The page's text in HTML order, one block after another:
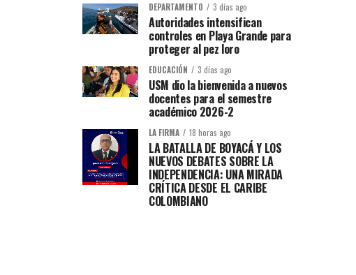
DEPARTAMENTO 3 días ago
Autoridades intensifican
controles en Playa Grande para
proteger al pez loro
EDUCACIÓN 3 días ago
USM dio la bienvenida a nuevos
docentes para el semestre
académico 2026-2
LA FIRMA 18 horas ago
LA BATALLA DE BOYACÁ Y LOS
NUEVOS DEBATES SOBRE LA
INDEPENDENCIA: UNA MIRADA
CRÍTICA DESDE EL CARIBE
COLOMBIANO